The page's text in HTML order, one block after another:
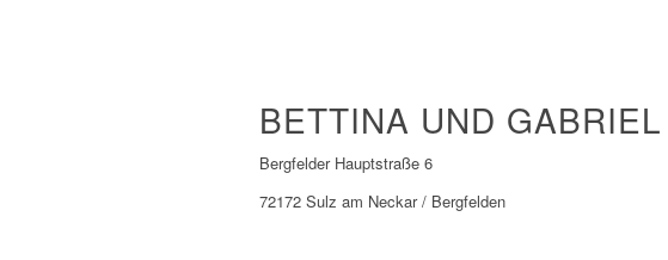
BETTINA UND
Bergfelder Hauptstraße 6
72172 Sulz am Neckar / Bergfelden